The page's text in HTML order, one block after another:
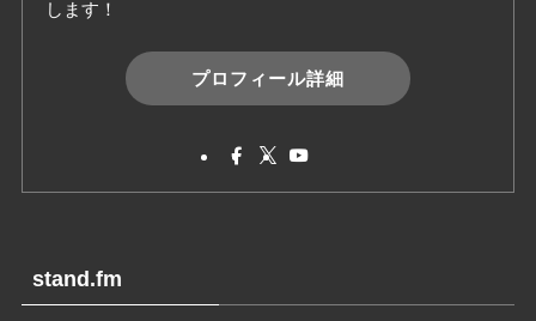
します！
プロフィール詳細
stand.fm